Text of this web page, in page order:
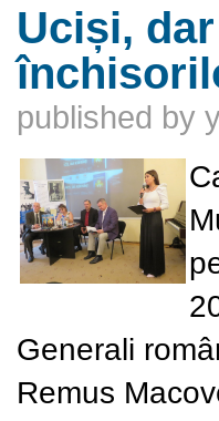
Uciși,
published by
Generali
Remus